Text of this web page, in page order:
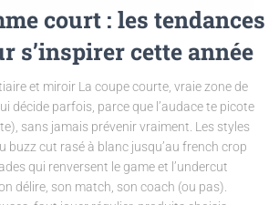
court : les tendances
s’inspirer cette année
et miroir La coupe courte, vraie zone de
décide parfois, parce que l’audace te picote
sans jamais prévenir vraiment. Les styles
buzz cut rasé à blanc jusqu’au french crop
qui renversent le game et l’undercut
délire, son match, son coach (ou pas).